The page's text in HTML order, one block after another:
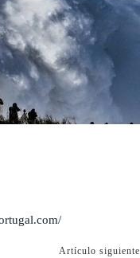
Artículo siguiente